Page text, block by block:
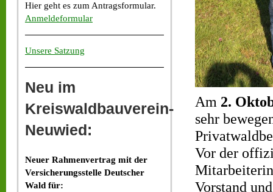
Hier geht es zum Antragsformular.
Anmeldeformular
Unsere Satzung
Neu im
Kreiswaldbauverein-
Neuwied:
Neuer Rahmenvertrag mit der
Versicherungsstelle Deutscher
Wald für:
Am 2.
sehr
Vor der
Vorstand